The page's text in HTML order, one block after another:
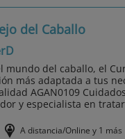
del Caballo
del caballo, el
más adaptada a tus
AGAN0109
y especialista en
A distancia/Online y 1 más